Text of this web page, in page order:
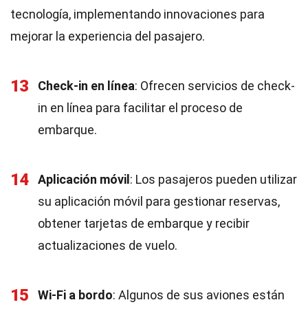
tecnología, implementando innovaciones para
mejorar la experiencia del pasajero.
13 Check-in en línea: Ofrecen servicios de check-
in en línea para facilitar el proceso de
embarque.
14 Aplicación móvil : Los pasajeros pueden utilizar
su aplicación móvil para gestionar reservas,
obtener tarjetas de embarque y recibir
actualizaciones de vuelo.
15 Wi-Fi a bordo: Algunos de sus aviones están